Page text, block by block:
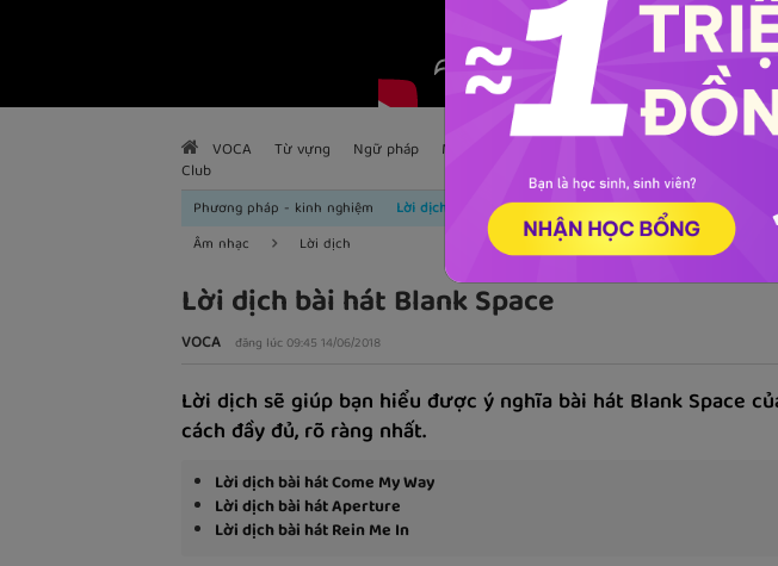
VOCA Từ vựng Ngữ pháp Mẫu câu
Club
Phương pháp - kinh nghiệm
Lời dịch
Âm nhạc
Lời dịch
Lời dịch bài hát Blank Space
VOCA đăng lúc 09:45 14/06/2018
Lời dịch sẽ giúp bạn hiểu được ý nghĩa bài hát Blank Space
cách đầy đủ, rõ ràng nhất.
Lời dịch bài hát Come My Way
Lời dịch bài hát Aperture
Lời dịch bài hát Rein Me In